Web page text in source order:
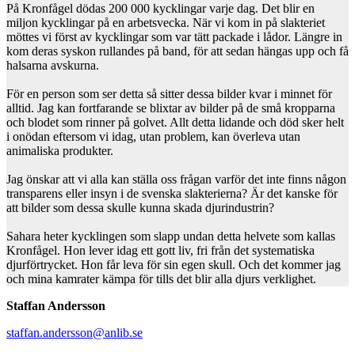
På Kronfågel dödas 200 000 kycklingar varje dag. Det blir en
miljon kycklingar på en arbetsvecka. När vi kom in på slakteriet
möttes vi först av kycklingar som var tätt packade i lådor. Längre in
kom deras syskon rullandes på band, för att sedan hängas upp och få
halsarna avskurna.
För en person som ser detta så sitter dessa bilder kvar i minnet för
alltid. Jag kan fortfarande se blixtar av bilder på de små kropparna
och blodet som rinner på golvet. Allt detta lidande och död sker helt
i onödan eftersom vi idag, utan problem, kan överleva utan
animaliska produkter.
Jag önskar att vi alla kan ställa oss frågan varför det inte finns någon
transparens eller insyn i de svenska slakterierna? Är det kanske för
att bilder som dessa skulle kunna skada djurindustrin?
Sahara heter kycklingen som slapp undan detta helvete som kallas
Kronfågel. Hon lever idag ett gott liv, fri från det systematiska
djurförtrycket. Hon får leva för sin egen skull. Och det kommer jag
och mina kamrater kämpa för tills det blir alla djurs verklighet.
Staffan Andersson
staffan.andersson@anlib.se